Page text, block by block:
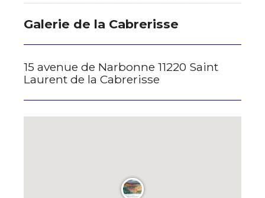
Prénom
Statut / Organisation
J'accepte lestermes et conditions
Galerie de la Cabrerisse
15 avenue de Narbonne 11220 Saint
Laurent de la Cabrerisse